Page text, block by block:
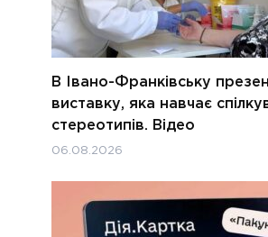
В Івано-Франківську
виставку, яка навчає
стереотипів. Відео
06.08.2026